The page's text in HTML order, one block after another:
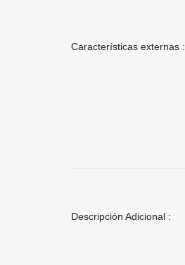
Características externas :
Descripción Adicional :